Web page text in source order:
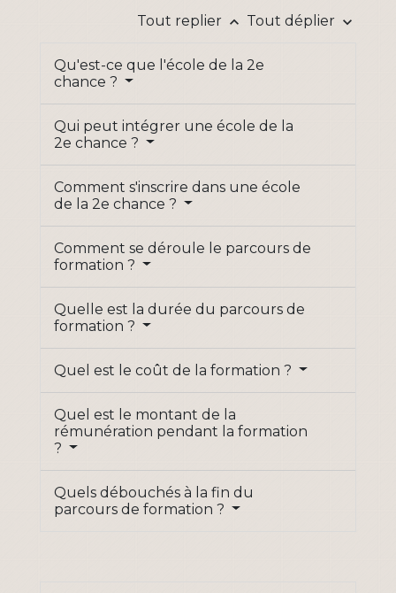
Tout replier keyboard_arrow_up Tout déplier keyboard_arrow_down
Qu'est-ce que l'école de la 2e
chance ?
Qui peut intégrer une école de la
2e chance ?
Comment s'inscrire dans une école
de la 2e chance ?
Comment se déroule le parcours de
formation ?
Quelle est la durée du parcours de
formation ?
Quel est le coût de la formation ?
Quel est le montant de la
rémunération pendant la formation
?
Quels débouchés à la fin du
parcours de formation ?